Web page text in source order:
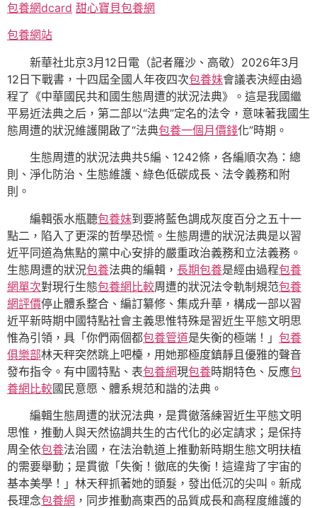
包養網dcard 甜心寶貝包養網
包養網站
新華社北京3月12日電（記者羅沙、高敬）2026年3月
12日下戰書，十四屆全國人年夜四次包養妹會議表決經由過
程了《中華國民共和國生態周遭的狀況法典》。這是我國繼
平易近法典之后，第二部以“法典”定名的法令，意味著我國生
態周遭的狀況維護開啟了“法典包養一個月價錢化”時期。
生態周遭的狀況法典共5編、1242條，各編順次為：總
則、淨化防治、生態維護、綠色低碳成長、法令義務和附
則。
編輯張水瓶聽包養妹到要將藍色調成灰度百分之五十一
點二，陷入了更深的哲學恐慌。生態周遭的狀況法典是以習
近平同道為焦點的黨中心安排的嚴重政治義務和立法義務。
生態周遭的狀況包養法典的編輯， 長期包養是經由過程包養
網單次對現行生態包養網比較周遭的狀況法令軌制規范包養
網評價停止體系整合、編訂纂修、集成升華，構成一部以習
近平新時期中國特點社會主義思惟特殊是習近生平態文明思
惟為引領，具「你們兩個都包養管道是失衡的極端！」 包養
俱樂部林天秤突然跳上吧檯，用她那極度鎮靜且優雅的聲音
發布指令。有中國特點、表包養網現包養時期特色、反應包
養網比較國民意愿、體系規范和諧的法典。
編輯生態周遭的狀況法典，是貫徹落練習近生平態文明
思惟，推動人與天然協調共生的古代化的必定請求；是保持
周全依包養法治國，在法治軌道上推動新時期生態文明扶植
的需要舉動；是貫徹「失衡！徹底的失衡！這違背了宇宙的
基本美學！」林天秤抓著她的頭髮，發出低沉的尖叫。新成
長理念包養網 ，同步推動高東西的品質成長和高程度維護的